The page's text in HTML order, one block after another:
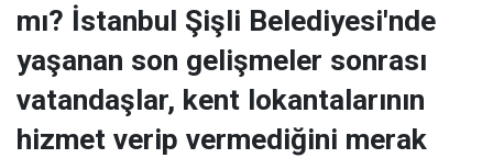
mı? İstanbul Şişli Belediyesi'nde
yaşanan son gelişmeler sonrası
vatandaşlar, kent lokantalarının
hizmet verip vermediğini merak